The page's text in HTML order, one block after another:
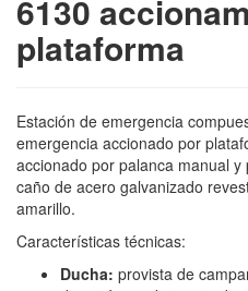
6130
plataforma
Estación de emergencia
emergencia accionado por
accionado por palanca manual
caño de acero galvanizado
amarillo.
Características técnicas:
Ducha: provista de